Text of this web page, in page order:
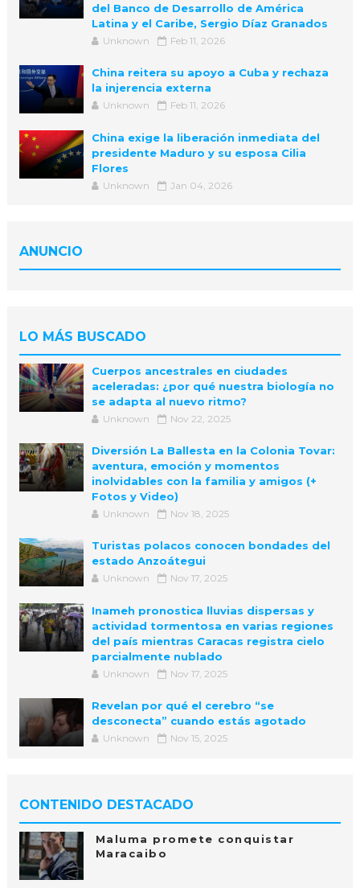
del Banco de Desarrollo de América
Latina y el Caribe, Sergio Díaz Granados
Unknown Feb 11, 2026
China reitera su apoyo a Cuba y rechaza
la injerencia externa
Unknown Feb 11, 2026
China exige la liberación inmediata del
presidente Maduro y su esposa Cilia
Flores
Unknown Jan 04, 2026
ANUNCIO
LO MÁS BUSCADO
Cuerpos ancestrales en ciudades
aceleradas: ¿por qué nuestra biología no
se adapta al nuevo ritmo?
Unknown Nov 22, 2025
Diversión La Ballesta en la Colonia Tovar:
aventura, emoción y momentos
inolvidables con la familia y amigos (+
Fotos y Video)
Unknown Nov 18, 2025
Turistas polacos conocen bondades del
estado Anzoátegui
Unknown Nov 17, 2025
Inameh pronostica lluvias dispersas y
actividad tormentosa en varias regiones
del país mientras Caracas registra cielo
parcialmente nublado
Unknown Nov 17, 2025
Revelan por qué el cerebro “se
desconecta” cuando estás agotado
Unknown Nov 15, 2025
CONTENIDO DESTACADO
Maluma promete conquistar
Maracaibo